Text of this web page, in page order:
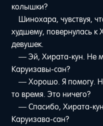
колышки?
Шинохара, чувствуя,
худшему, повернулась к
девушек.
— Эй, Хирата-кун. Не
Каруизавы-сан?
— Хорошо. Я помогу.
то время. Это ничего?
— Спасибо, Хирата-
Каруизава-сан?